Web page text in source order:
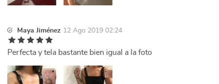
Maya Jiménez 12 Ago 2019 02:24
Perfecta y tela bastante bien igual a la foto